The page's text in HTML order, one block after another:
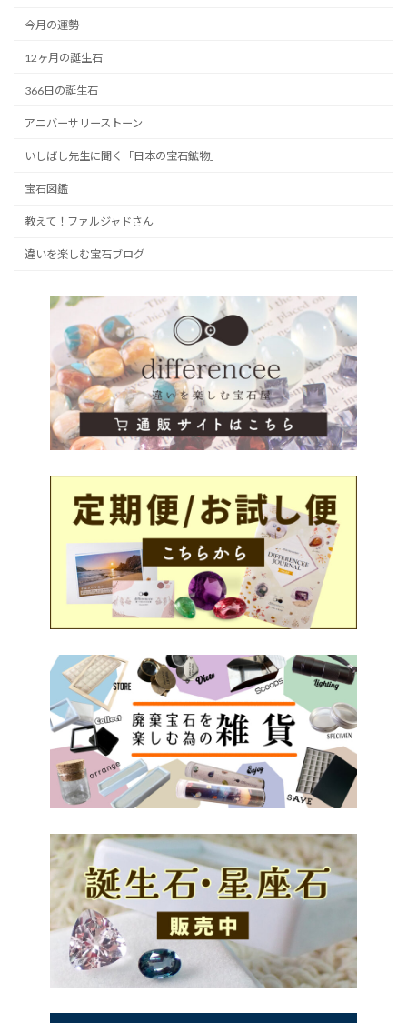
今月の運勢
12ヶ月の誕生石
366日の誕生石
アニバーサリーストーン
いしばし先生に聞く「日本の宝石鉱物」
宝石図鑑
教えて！ファルジャドさん
違いを楽しむ宝石ブログ